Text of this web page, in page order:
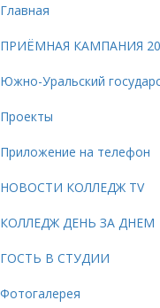
Главная
ПРИЁМНАЯ КАМПАНИЯ
Южно-Уральский
Проекты
Приложение на телефон
НОВОСТИ КОЛЛЕДЖ TV
КОЛЛЕДЖ ДЕНЬ ЗА ДНЕМ
ГОСТЬ В СТУДИИ
Фотогалерея